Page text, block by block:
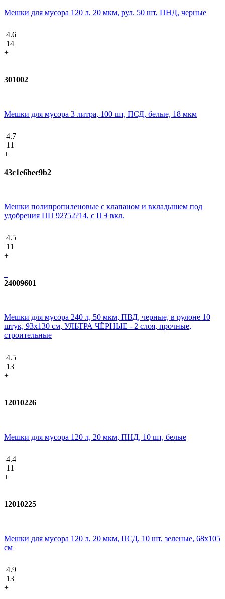
Мешки для мусора 120 л, 20 мкм, рул. 50 шт, ПНД, черные
4.6
14
+
301002
Мешки для мусора 3 литра, 100 шт, ПСД, белые, 18 мкм
4.7
11
+
43c1e6bec9b2
Мешки полипропиленовые с клапаном и вкладышем под
удобрения ПП 92?52?14, с ПЭ вкл.
4.5
11
+
24009601
Мешки для мусора 240 л, 50 мкм, ПВД, черные, в рулоне 10
штук, 93х130 см, УЛЬТРА ЧЁРНЫЕ - 2 слоя, прочные,
строительные
4.5
13
+
12010226
Мешки для мусора 120 л, 20 мкм, ПНД, 10 шт, белые
4.4
11
+
12010225
Мешки для мусора 120 л, 20 мкм, ПСД, 10 шт, зеленые, 68х105
см
4.9
13
+